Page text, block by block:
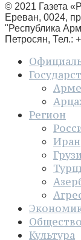
© 2021 Газета
Ереван, 0024,
"Республика
Петросян, Тел.:
Регион
Иран
Общество
Культура